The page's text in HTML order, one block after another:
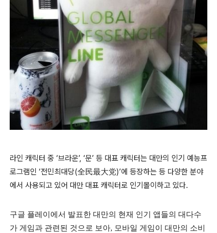
라인 캐릭터 중 ‘브라운’, ‘문’ 등 대표 캐릭터는 대만의 인기 예능프
로그램인 ‘전민최대당(全民最大党)’에 등장하는 등 다양한 분야
에서 사용되고 있어 대만 대표 캐릭터로 인기몰이하고 있다.
구글 플레이에서 발표한 대만의 현재 인기 앱들의 대다수
가 게임과 관련된 것으로 보아, 모바일 게임이 대만의 소비